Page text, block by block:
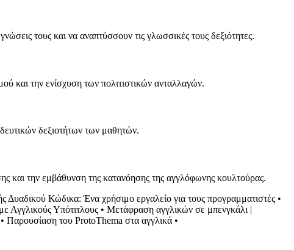
τους και να αναπτύσσουν τις γλωσσικές τους δεξιότητες.
και την ενίσχυση των πολιτιστικών ανταλλαγών.
δεξιοτήτων των μαθητών.
και την εμβάθυνση της κατανόησης της αγγλόφωνης κουλτούρας.
Δυαδικού Κώδικα: Ένα χρήσιμο εργαλείο για τους προγραμματιστές •
Αγγλικούς Υπότιτλους • Μετάφραση αγγλικών σε μπενγκάλι |
• Παρουσίαση του ProtoThema στα αγγλικά •